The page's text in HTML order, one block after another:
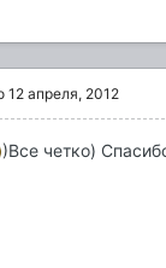
12 апреля, 2012
)Все четко)